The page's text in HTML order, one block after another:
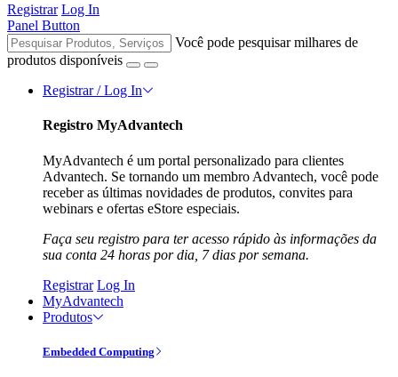
Registrar Log In
Panel Button
Você pode pesquisar milhares de
produtos disponíveis
Registrar / Log In
Registro MyAdvantech
MyAdvantech é um portal personalizado para clientes
Advantech. Se tornando um membro Advantech, você pode
receber as últimas novidades de produtos, convites para
webinars e ofertas eStore especiais.
Faça seu registro para ter acesso rápido às informações da
sua conta 24 horas por dia, 7 dias por semana.
Registrar Log In
MyAdvantech
Produtos
Embedded Computing